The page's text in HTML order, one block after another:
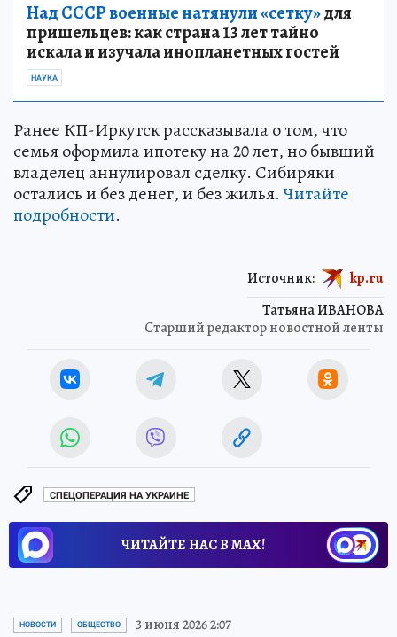
Над СССР военные натянули «сетку»для
пришельцев: как страна 13 лет тайно
искала и изучала инопланетных гостей
НАУКА
Ранее КП-Иркутск рассказывала о том, что
семья оформила ипотеку на 20 лет, но бывший
владелец аннулировал сделку. Сибиряки
остались и без денег, и без жилья.Читайте
подробности.
Татьяна ИВАНОВА
Старший редактор новостной ленты
Источник: kp.ru
СПЕЦОПЕРАЦИЯ НА УКРАИНЕ
ЧИТАЙТЕ НАС В МАХ!
НОВОСТИ ОБЩЕСТВО 3 июня 2026 2:07